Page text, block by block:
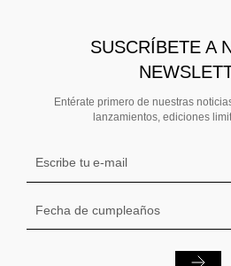
SUSCRÍBETE A
Entérate primero de nuestras
lanzamientos, ediciones